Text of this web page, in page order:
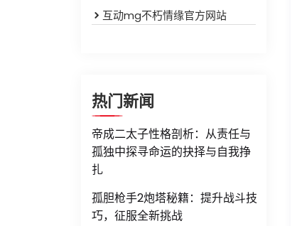
互动mg不朽情缘官方网站
热门新闻
帝成二太子性格剖析：从责任与
孤独中探寻命运的抉择与自我挣
扎
孤胆枪手2炮塔秘籍：提升战斗技
巧，征服全新挑战